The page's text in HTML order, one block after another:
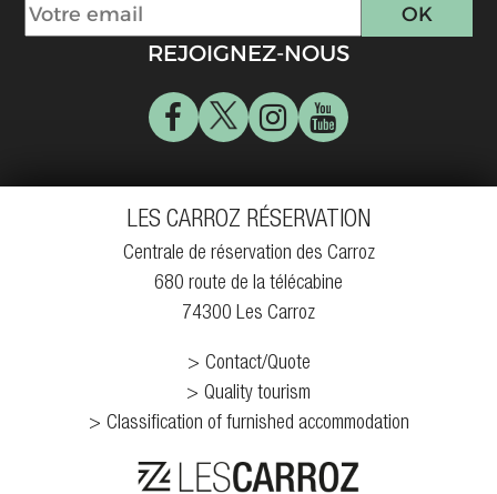
REJOIGNEZ-NOUS
LES CARROZ RÉSERVATION
Centrale de réservation des Carroz
680 route de la télécabine
74300 Les Carroz
Contact/Quote
Quality tourism
Classification of furnished accommodation